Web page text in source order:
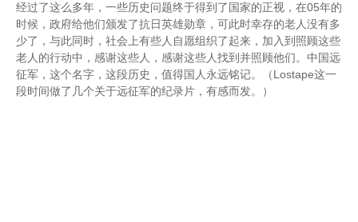
经过了这么多年，一些历史问题终于得到了国家的正视，在05年的
时候，政府给他们颁发了抗日英雄勋章，可此时幸存的老人没有多
少了，与此同时，社会上有些人自愿组织了起来，加入到照顾这些
老人的行动中，感谢这些人，感谢这些人找到并照顾他们。中国远
征军，这个名字，这段历史，值得国人永远铭记。（Lostape这一
段时间做了几个关于远征军的纪录片，有感而发。）